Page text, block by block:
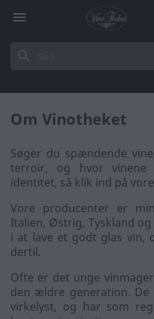

Om Vinotheket
Søger du spændende
terroir, og hvor
identitet, så klik ind på
Vore producenter er
Italien, Østrig, Tyskland
i at lave et godt glas vin,
dertil.
Ofte er det unge
den ældre generation.
virkelyst, og har som